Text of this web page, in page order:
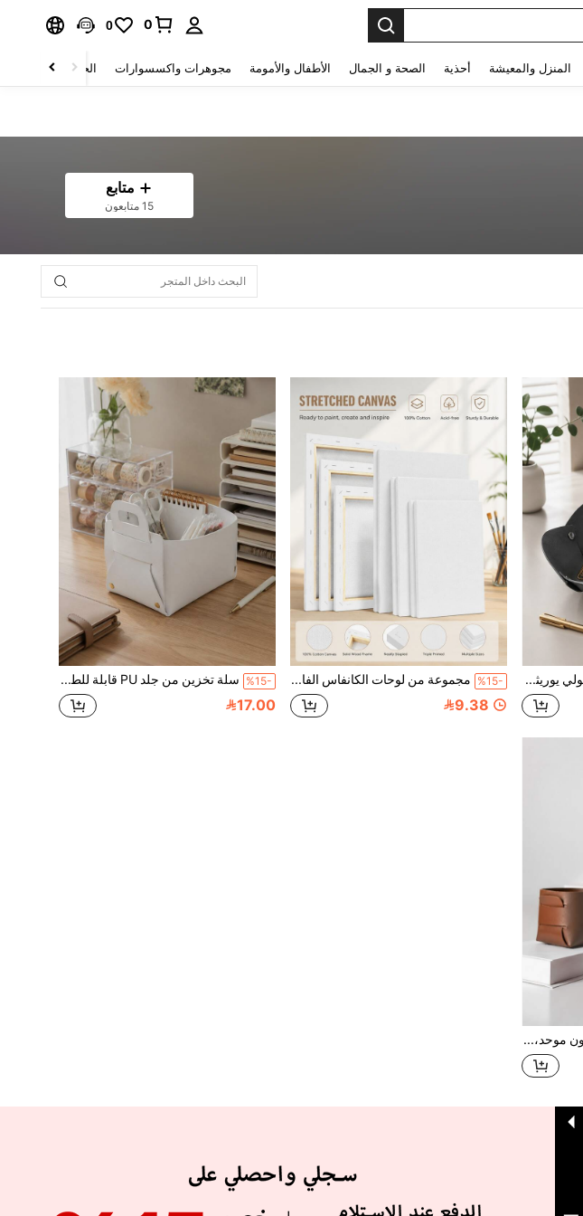
0
0
المنزل والمعيشة أحذية الصحة و الجمال الأطفال والأمومة مجوهرات واكسسوارات الحقائب والأمتعة
متابع
15 متابعون
صينية تخزين من جلد البولي يوريثان بتصميم زهرة، صينية تخزين زخرفية متعددة الاستخدامات مع تصميم زر كبس، منظم مجوهرات قابل للطي للمفاتيح والساعات والخواتم والعملات المعدنية والإكسسوارات الصغيرة، منظم مكتب أنيق لغرفة النوم والطاولة الجانبية والمدخل والخزانة وديكور المنزل %15- مجموعة من لوحات الكانفاس الفارغة بأحجام متعددة، لوحات كانفاس مكتملة بملمس قطني وإطارات داخلية من الخشب الصلب، مثالية للرسم والتلوين اليدوي لطلاب الفنون وتخصصات الفنون الجميلة والرسامين المحترفين
9.38
%15- سلة تخزين من جلد PU قابلة للطي بمقبضين وأزرار كبس، منظم مكتبي محمول للمستحضرات التجميلية والقرطاسية والمفاتيح والأغراض الصغيرة، حلول تنظيم للمنزل وغرفة النوم والمكتب
17.00
حامل أقلام من الجلد بلون موحد، صندوق تخزين مكتبي بسيط، منظم فرش المكياج والأقلام، منظم لوازم المكتب والمدرسة
إجمالي 1 صفحة